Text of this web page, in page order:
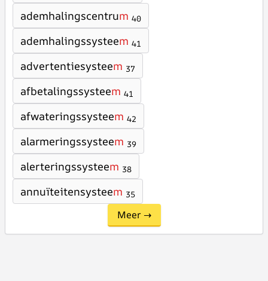
ademhalingscentrum 40
ademhalingssysteem 41
advertentiesysteem 37
afbetalingssysteem 41
afwateringssysteem 42
alarmeringssysteem 39
alerteringssysteem 38
annuïteitensysteem 35
Meer →